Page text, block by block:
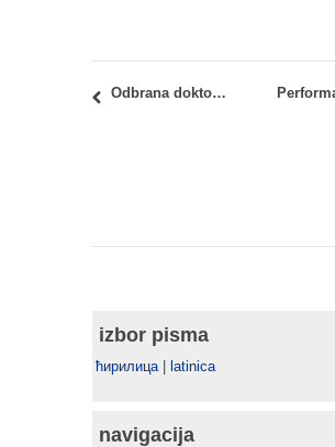
Odbrana doktorske disertacije: mr Ivana Lukić, dipl.inž.arh.
izbor pisma
ћирилица| latinica
navigacija